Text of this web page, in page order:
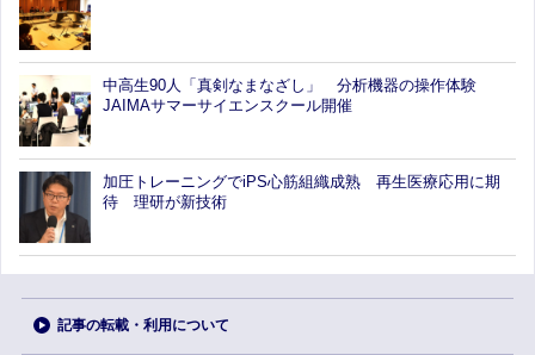
中高生90人「真剣なまなざし」 分析機器の操作体験
JAIMAサマーサイエンスクール開催
加圧トレーニングでiPS心筋組織成熟 再生医療応用に期
待 理研が新技術
記事の転載・利用について